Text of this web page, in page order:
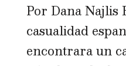
Por Dana Najlis
casualidad
encontrara un